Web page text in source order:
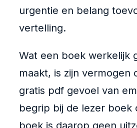
urgentie en belang
vertelling.
Wat een boek werkelijk
maakt, is zijn vermogen
gratis pdf gevoel van
begrip bij de lezer boek